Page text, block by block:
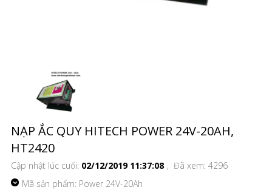
NẠP ẮC QUY HITECH POWER 24V-20AH,
HT2420
Cập nhật lúc cuối: 02/12/2019 11:37:08 , Đã xem: 4296
Mã sản phẩm: Power 24V-20Ah